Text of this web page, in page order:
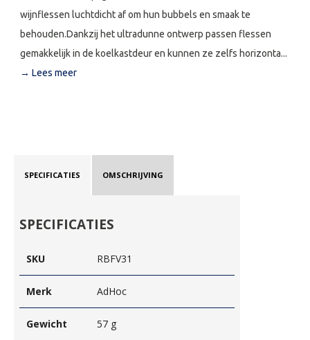
wijnflessen luchtdicht af om hun bubbels en smaak te
behouden.Dankzij het ultradunne ontwerp passen flessen
gemakkelijk in de koelkastdeur en kunnen ze zelfs horizonta...
→ Lees meer
SPECIFICATIES OMSCHRIJVING
SPECIFICATIES
SKU RBFV31
Merk AdHoc
Gewicht 57 g